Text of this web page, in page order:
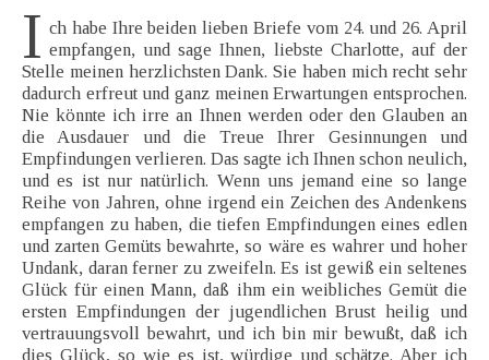
I ch habe Ihre beiden lieben Briefe vom 24. und 26. April
empfangen, und sage Ihnen, liebste Charlotte, auf der
Stelle meinen herzlichsten Dank. Sie haben mich recht sehr
dadurch erfreut und ganz meinen Erwartungen entsprochen.
Nie könnte ich irre an Ihnen werden oder den Glauben an
die Ausdauer und die Treue Ihrer Gesinnungen und
Empfindungen verlieren. Das sagte ich Ihnen schon neulich,
und es ist nur natürlich. Wenn uns jemand eine so lange
Reihe von Jahren, ohne irgend ein Zeichen des Andenkens
empfangen zu haben, die tiefen Empfindungen eines edlen
und zarten Gemüts bewahrte, so wäre es wahrer und hoher
Undank, daran ferner zu zweifeln. Es ist gewiß ein seltenes
Glück für einen Mann, daß ihm ein weibliches Gemüt die
ersten Empfindungen der jugendlichen Brust heilig und
vertrauungsvoll bewahrt, und ich bin mir bewußt, daß ich
dies Glück, so wie es ist, würdige und schätze. Aber ich